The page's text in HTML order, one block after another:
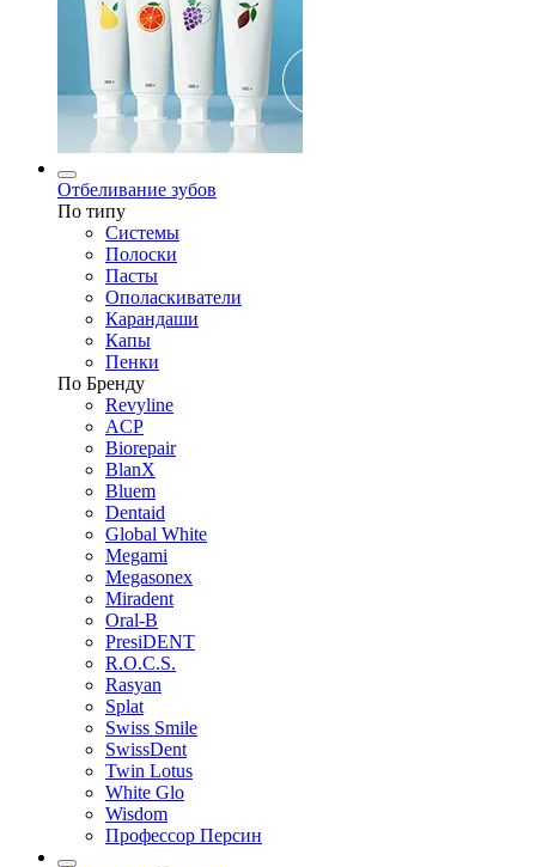
Отбеливание зубов
По типу
Системы
Полоски
Пасты
Ополаскиватели
Карандаши
Капы
Пенки
По Бренду
Revyline
ACP
Biorepair
BlanX
Bluem
Dentaid
Global White
Megami
Megasonex
Miradent
Oral-B
PresiDENT
R.O.C.S.
Rasyan
Splat
Swiss Smile
SwissDent
Twin Lotus
White Glo
Wisdom
Профессор Персин